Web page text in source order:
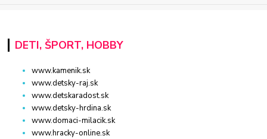
DETI, ŠPORT, HOBBY
www.kamenik.sk
www.detsky-raj.sk
www.detskaradost.sk
www.detsky-hrdina.sk
www.domaci-milacik.sk
www.hracky-online.sk